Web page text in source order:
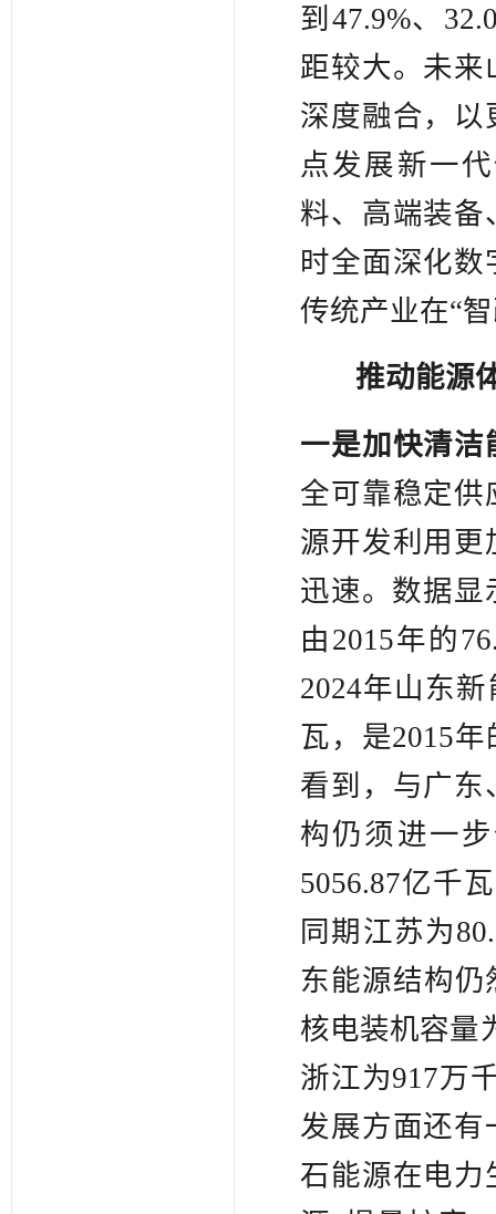
到47.9%、
距较大。未来
深度融合，以
点发展新一
料、高端装备
时全面深化
传统产业在“
推动能源
一是加快清洁
全可靠稳定供
源开发利用更
迅速。数据显
由2015年的
2024年山东
瓦，是2015
看到，与广东
构仍须进一
5056.87亿千
同期江苏为
东能源结构仍
核电装机容量
浙江为917万
发展方面还有
石能源在电力